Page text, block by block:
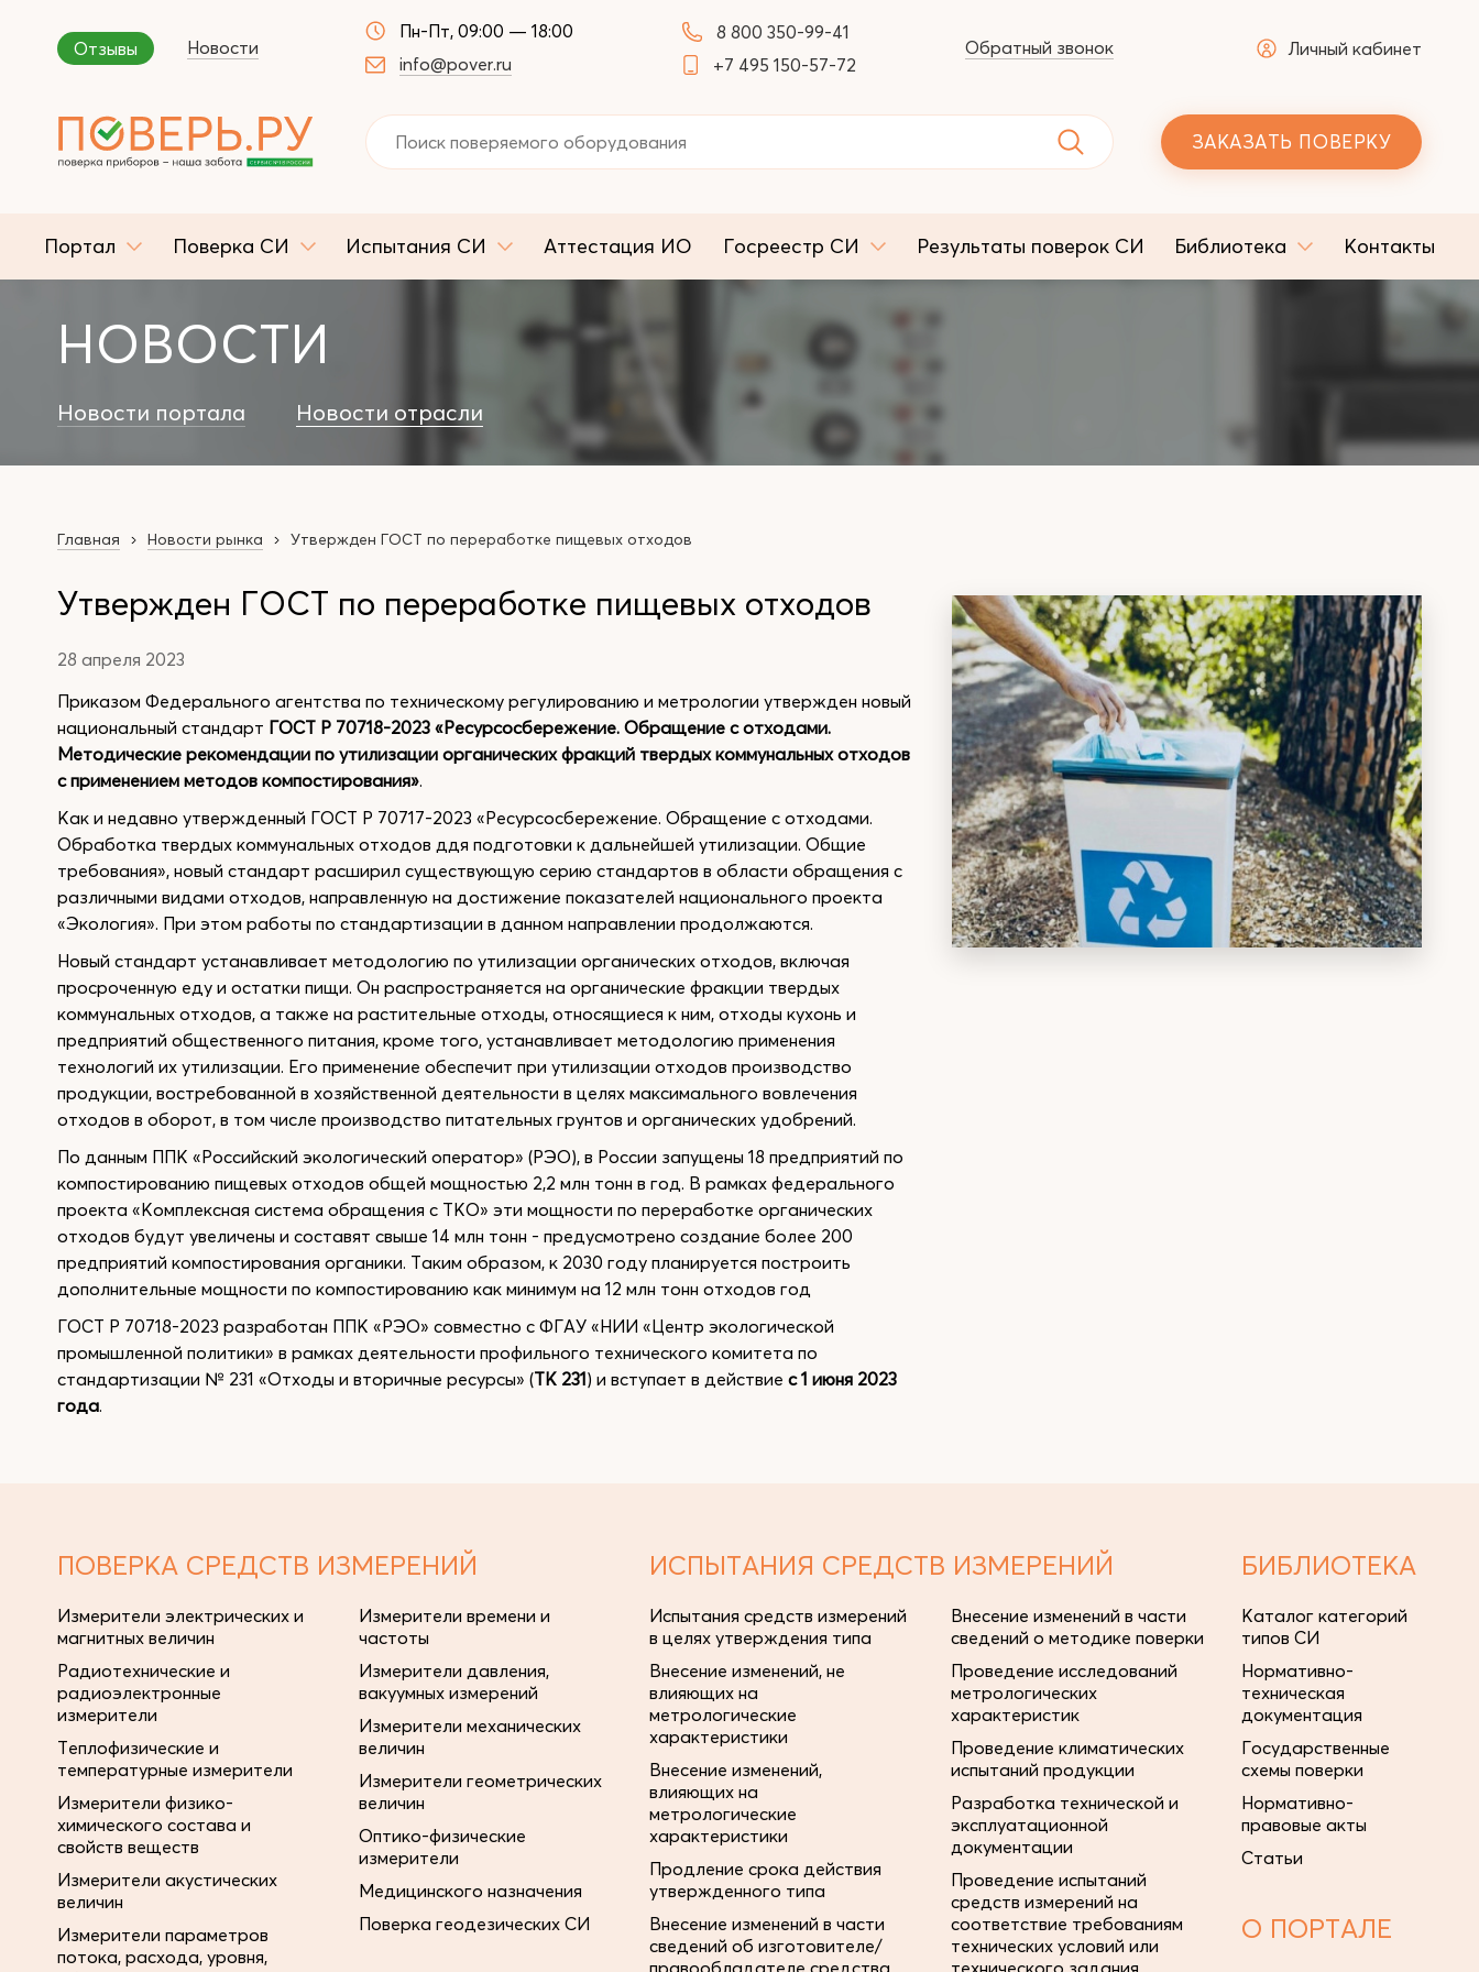
Отзывы Новости
Пн-Пт, 09:00 — 18:00
info@pover.ru
8 800 350-99-41
+7 495 150-57-72
Обратный звонок Личный кабинет
ЗАКАЗАТЬ ПОВЕРКУ
Портал Поверка СИ Испытания СИ Аттестация ИО Госреестр СИ Результаты поверок СИ Библиотека Контакты
НОВОСТИ
Новости портала Новости отрасли
Главная Новости рынка Утвержден ГОСТ по переработке пищевых отходов
Утвержден ГОСТ по переработке пищевых отходов
28 апреля 2023
Приказом Федерального агентства по техническому регулированию и метрологии утвержден новый
национальный стандарт ГОСТ Р 70718-2023 «Ресурсосбережение. Обращение с отходами.
Методические рекомендации по утилизации органических фракций твердых коммунальных отходов
с применением методов компостирования».
Как и недавно утвержденный ГОСТ Р 70717-2023 «Ресурсосбережение. Обращение с отходами.
Обработка твердых коммунальных отходов ддя подготовки к дальнейшей утилизации. Общие
требования», новый стандарт расширил существующую серию стандартов в области обращения с
различными видами отходов, направленную на достижение показателей национального проекта
«Экология». При этом работы по стандартизации в данном направлении продолжаются.
Новый стандарт устанавливает методологию по утилизации органических отходов, включая
просроченную еду и остатки пищи. Он распространяется на органические фракции твердых
коммунальных отходов, а также на растительные отходы, относящиеся к ним, отходы кухонь и
предприятий общественного питания, кроме того, устанавливает методологию применения
технологий их утилизации. Его применение обеспечит при утилизации отходов производство
продукции, востребованной в хозяйственной деятельности в целях максимального вовлечения
отходов в оборот, в том числе производство питательных грунтов и органических удобрений.
По данным ППК «Российский экологический оператор» (РЭО), в России запущены 18 предприятий по
компостированию пищевых отходов общей мощностью 2,2 млн тонн в год. В рамках федерального
проекта «Комплексная система обращения с ТКО» эти мощности по переработке органических
отходов будут увеличены и составят свыше 14 млн тонн - предусмотрено создание более 200
предприятий компостирования органики. Таким образом, к 2030 году планируется построить
дополнительные мощности по компостированию как минимум на 12 млн тонн отходов год
ГОСТ Р 70718-2023 разработан ППК «РЭО» совместно с ФГАУ «НИИ «Центр экологической
промышленной политики» в рамках деятельности профильного технического комитета по
стандартизации № 231 «Отходы и вторичные ресурсы» (ТК 231) и вступает в действие с 1 июня 2023
года.
ПОВЕРКА СРЕДСТВ ИЗМЕРЕНИЙ
Измерители электрических и
магнитных величин
Радиотехнические и
радиоэлектронные
измерители
Теплофизические и
температурные измерители
Измерители физико-
химического состава и
свойств веществ
Измерители акустических
величин
Измерители параметров
потока, расхода, уровня,
Измерители времени и
частоты
Измерители давления,
вакуумных измерений
Измерители механических
величин
Измерители геометрических
величин
Оптико-физические
измерители
Медицинского назначения
Поверка геодезических СИ
ИСПЫТАНИЯ СРЕДСТВ ИЗМЕРЕНИЙ
Испытания средств измерений
в целях утверждения типа
Внесение изменений, не
влияющих на
метрологические
характеристики
Внесение изменений,
влияющих на
метрологические
характеристики
Продление срока действия
утвержденного типа
Внесение изменений в части
сведений об изготовителе/
правообладателе средства
Внесение изменений в части
сведений о методике поверки
Проведение исследований
метрологических
характеристик
Проведение климатических
испытаний продукции
Разработка технической и
эксплуатационной
документации
Проведение испытаний
средств измерений на
соответствие требованиям
технических условий или
технического задания
БИБЛИОТЕКА
Каталог категорий
типов СИ
Нормативно-
техническая
документация
Государственные
схемы поверки
Нормативно-
правовые акты
Статьи
О ПОРТАЛЕ